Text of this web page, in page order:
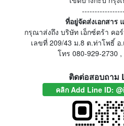
ที่อยู่จัดส่งเอกสาร
กรุณาส่งถึง บริษัท เอ็กซ์ตร้า ค
เลขที่ 209/43 ม.8 ต.ท่าโพธิ์
โทร 080-929-2730
ติดต่อสอบถาม
คลิก Add Line ID: